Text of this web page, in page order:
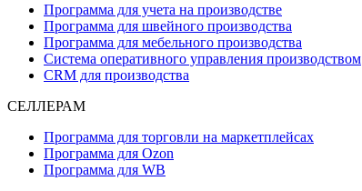
Программа для учета на производстве
Программа для швейного производства
Программа для мебельного производства
Система оперативного управления производством
CRM для производства
СЕЛЛЕРАМ
Программа для торговли на маркетплейсах
Программа для Ozon
Программа для WB